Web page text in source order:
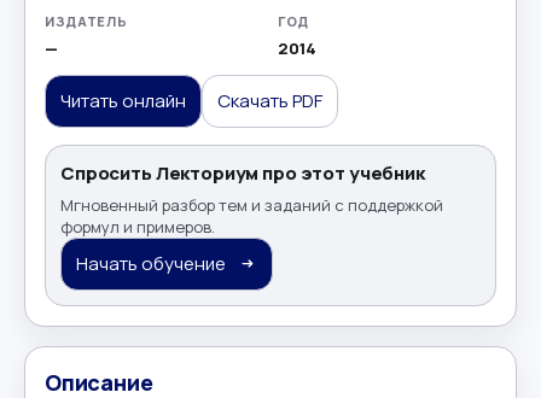
ИЗДАТЕЛЬ
—
ГОД
2014
Читать онлайн Скачать PDF
Спросить Лекториум про этот учебник
Мгновенный разбор тем и заданий с поддержкой
формул и примеров.
Начать обучение
Описание